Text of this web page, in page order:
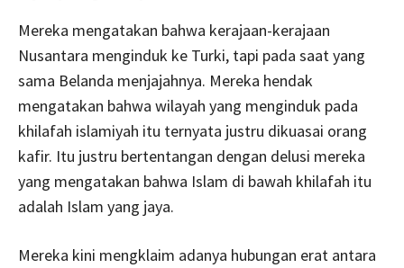
Mereka mengatakan bahwa kerajaan-kerajaan
Nusantara menginduk ke Turki, tapi pada saat yang
sama Belanda menjajahnya. Mereka hendak
mengatakan bahwa wilayah yang menginduk pada
khilafah islamiyah itu ternyata justru dikuasai orang
kafir. Itu justru bertentangan dengan delusi mereka
yang mengatakan bahwa Islam di bawah khilafah itu
adalah Islam yang jaya.
Mereka kini mengklaim adanya hubungan erat antara